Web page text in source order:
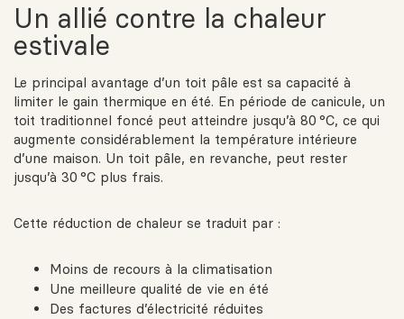
Un allié contre la chaleur
estivale
Le principal avantage d’un toit pâle est sa capacité à
limiter le gain thermique en été. En période de canicule, un
toit traditionnel foncé peut atteindre jusqu’à 80 °C, ce qui
augmente considérablement la température intérieure
d’une maison. Un toit pâle, en revanche, peut rester
jusqu’à 30 °C plus frais.
Cette réduction de chaleur se traduit par :
Moins de recours à la climatisation
Une meilleure qualité de vie en été
Des factures d’électricité réduites